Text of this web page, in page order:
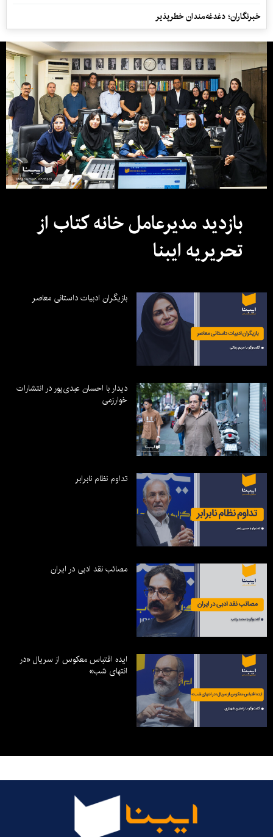
خبرنگاران؛ دغدغه‌مندان خطرپذیر
بازدید مدیرعامل خانه کتاب از
تحریریه ایبنا
بازیگران ادبیات داستانی معاصر
دیدار با احسان عبدی‌پور در انتشارات
خوارزمی
تداوم نظام نابرابر
مصائب نقد ادبی در ایران
ایده اقتباس معکوس از سریال «در
انتهای شب»